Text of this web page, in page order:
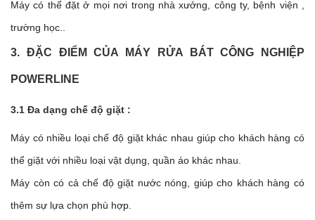
Máy có thể đặt ở mọi nơi trong nhà xưởng, công ty, bệnh viện ,
trường học..
3. ĐẶC ĐIỂM CỦA MÁY RỬA BÁT CÔNG NGHIỆP
POWERLINE
3.1 Đa dạng chế độ giặt :
Máy có nhiều loại chế độ giặt khác nhau giúp cho khách hàng có
thể giặt với nhiều loại vật dụng, quần áo khác nhau.
Máy còn có cả chế độ giặt nước nóng, giúp cho khách hàng có
thêm sự lựa chọn phù hợp.